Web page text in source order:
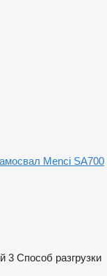
Menci SA700
3 Способ разгрузки